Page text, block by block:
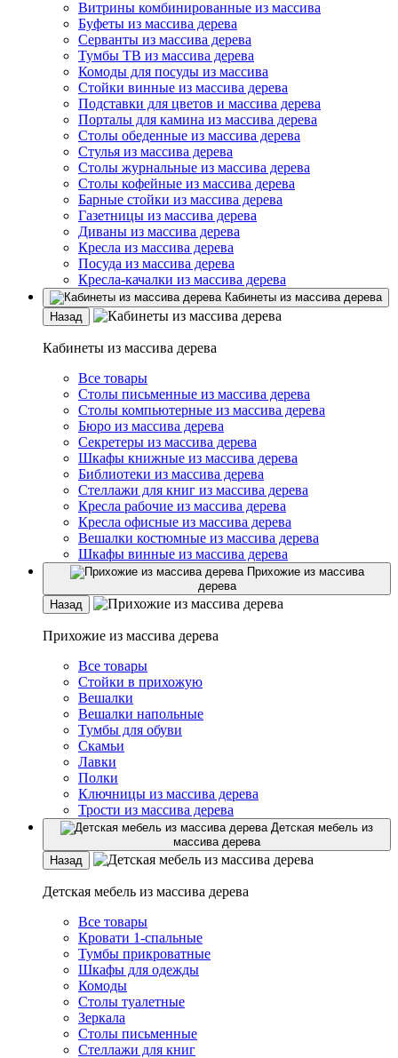
Витрины комбинированные из массива
Буфеты из массива дерева
Серванты из массива дерева
Тумбы ТВ из массива дерева
Комоды для посуды из массива
Стойки винные из массива дерева
Подставки для цветов и массива дерева
Порталы для камина из массива дерева
Столы обеденные из массива дерева
Стулья из массива дерева
Столы журнальные из массива дерева
Столы кофейные из массива дерева
Барные стойки из массива дерева
Газетницы из массива дерева
Диваны из массива дерева
Кресла из массива дерева
Посуда из массива дерева
Кресла-качалки из массива дерева
Кабинеты из массива дерева
Назад
Кабинеты из массива дерева
Все товары
Столы письменные из массива дерева
Столы компьютерные из массива дерева
Бюро из массива дерева
Секретеры из массива дерева
Шкафы книжные из массива дерева
Библиотеки из массива дерева
Стеллажи для книг из массива дерева
Кресла рабочие из массива дерева
Кресла офисные из массива дерева
Вешалки костюмные из массива дерева
Шкафы винные из массива дерева
Прихожие из массива
дерева
Назад
Прихожие из массива дерева
Все товары
Стойки в прихожую
Вешалки
Вешалки напольные
Тумбы для обуви
Скамьи
Лавки
Полки
Ключницы из массива дерева
Трости из массива дерева
Детская мебель из
массива дерева
Назад
Детская мебель из массива дерева
Все товары
Кровати 1-спальные
Тумбы прикроватные
Шкафы для одежды
Комоды
Столы туалетные
Зеркала
Столы письменные
Стеллажи для книг